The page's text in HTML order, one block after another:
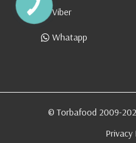
Viber
Whatapp
© Torbafood 2009-
Privacy